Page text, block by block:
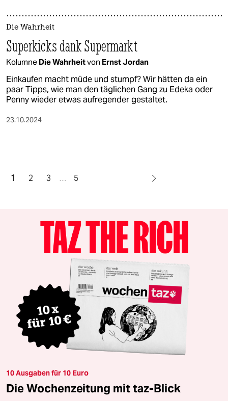
Die Wahrheit
Superkicks dank Supermarkt
Kolumne Die Wahrheitvon Ernst Jordan
Einkaufen macht müde und stumpf? Wir hätten da ein
paar Tipps, wie man den täglichen Gang zu Edeka oder
Penny wieder etwas aufregender gestaltet.
23.10.2024
1 2 3 … 5
10 Ausgaben für 10 Euro
Die Wochenzeitung mit taz-Blick